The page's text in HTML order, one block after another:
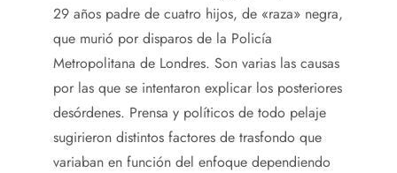
29 años padre de cuatro hijos, de «raza» negra,
que murió por disparos de la Policía
Metropolitana de Londres. Son varias las causas
por las que se intentaron explicar los posteriores
desórdenes. Prensa y políticos de todo pelaje
sugirieron distintos factores de trasfondo que
variaban en función del enfoque dependiendo